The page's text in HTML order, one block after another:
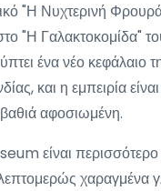
"Η Νυχτερινή
"Η Γαλακτοκομίδα"
ένα νέο κεφάλαιο
και η εμπειρία
αφοσιωμένη.
είναι
χαραγμένα